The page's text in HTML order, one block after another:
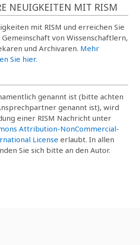
NEUIGKEITEN MIT RISM
mit RISM und erreichen Sie
von Wissenschaftlern,
und Archivaren. Mehr
Sie hier.
genannt ist (bitte achten
genannt ist), wird
einer RISM Nachricht unter
Attribution-NonCommercial-
License erlaubt. In allen
Sie sich bitte an den Autor.